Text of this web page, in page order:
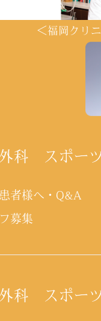
＜福岡クリ
科 スポー
者様へ・Q&A
募集
科 スポー